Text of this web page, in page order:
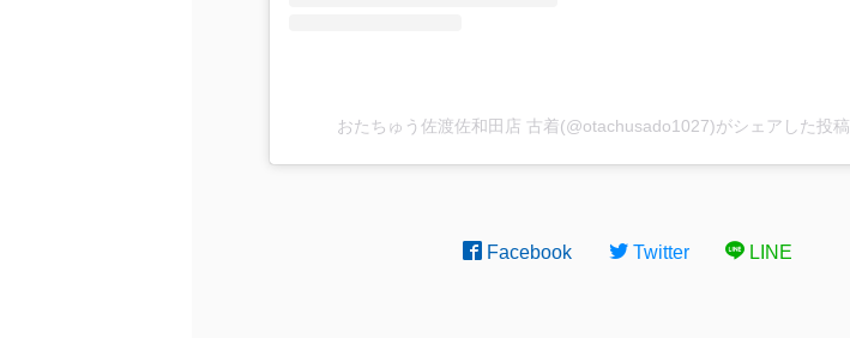
おたちゅう佐渡佐和田店 古着(@otachusado1027)がシェアした投稿
Facebook Twitter LINE